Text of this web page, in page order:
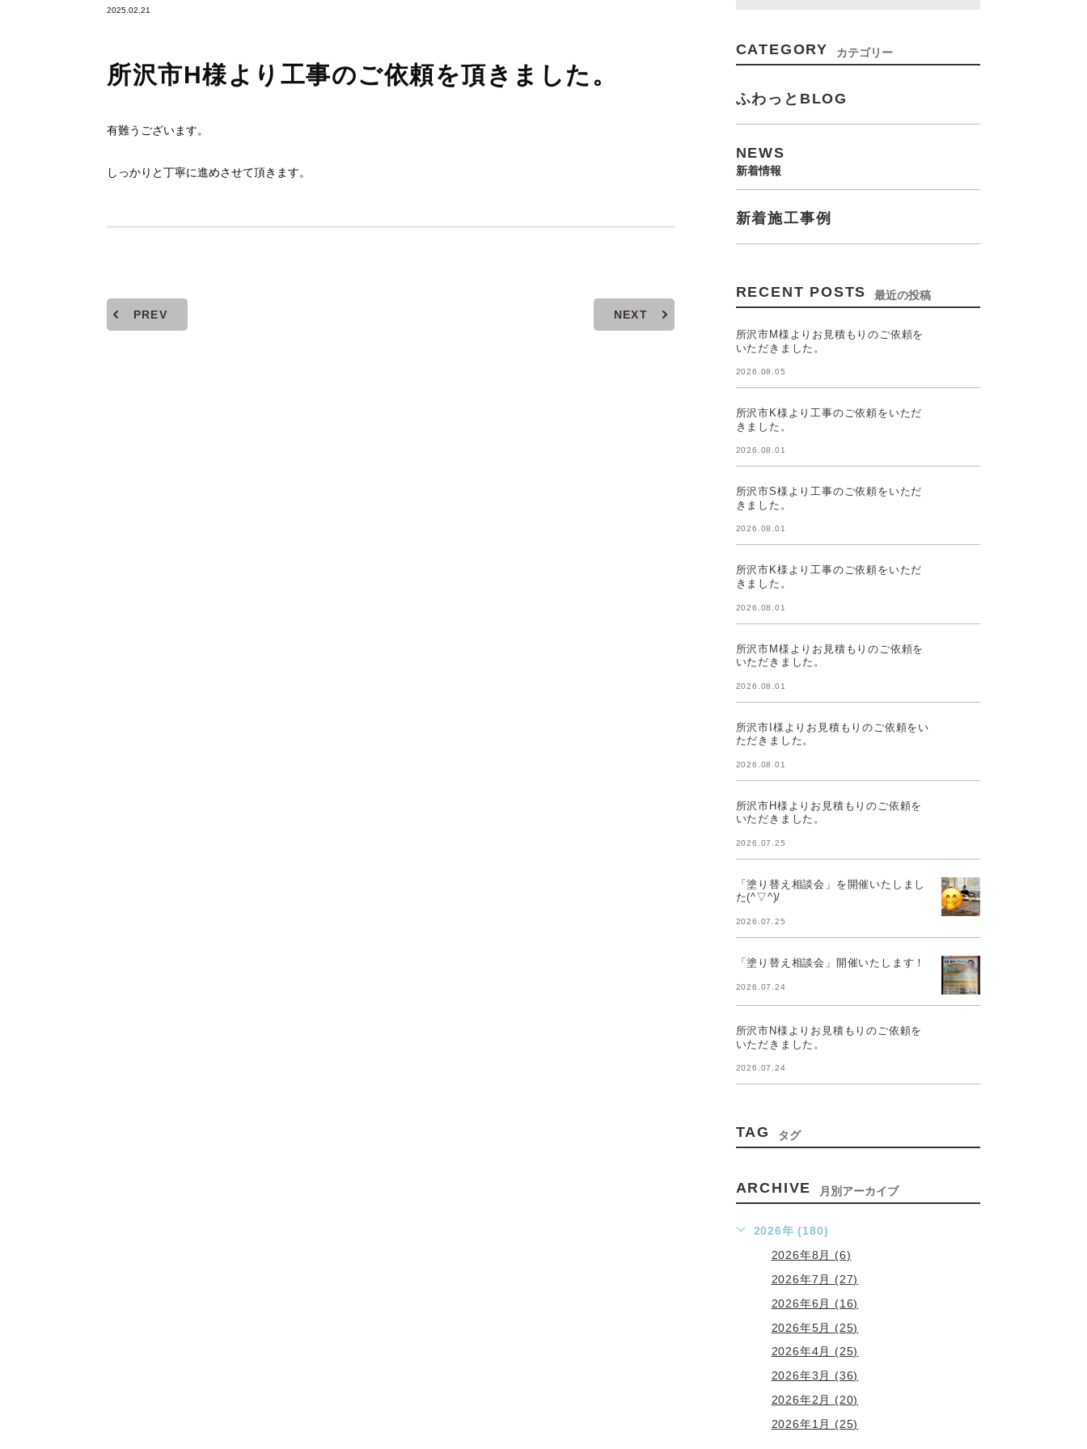
2025.02.21
所沢市H様より工事のご依頼を頂きました。
有難うございます。
しっかりと丁寧に進めさせて頂きます。
PREV NEXT
CATEGORY カテゴリー
ふわっとBLOG
NEWS
新着情報
新着施工事例
RECENT POSTS 最近の投稿
所沢市M様よりお見積もりのご依頼を
いただきました。
2026.08.05
所沢市K様より工事のご依頼をいただ
きました。
2026.08.01
所沢市S様より工事のご依頼をいただ
きました。
2026.08.01
所沢市K様より工事のご依頼をいただ
きました。
2026.08.01
所沢市M様よりお見積もりのご依頼を
いただきました。
2026.08.01
所沢市I様よりお見積もりのご依頼をい
ただきました。
2026.08.01
所沢市H様よりお見積もりのご依頼を
いただきました。
2026.07.25
「塗り替え相談会」を開催いたしまし
た(^▽^)/
2026.07.25
「塗り替え相談会」開催いたします！
2026.07.24
所沢市N様よりお見積もりのご依頼を
いただきました。
2026.07.24
TAG タグ
ARCHIVE 月別アーカイブ
2026年 (180)
2026年8月 (6)
2026年7月 (27)
2026年6月 (16)
2026年5月 (25)
2026年4月 (25)
2026年3月 (36)
2026年2月 (20)
2026年1月 (25)